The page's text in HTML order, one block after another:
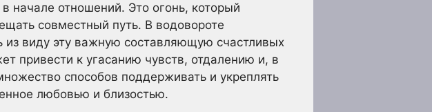
начале отношений. Это огонь, который
совместный путь. В водовороте
из виду эту важную составляющую счастливых
привести к угасанию чувств, отдалению и, в
способов поддерживать и укреплять
любовью и близостью.